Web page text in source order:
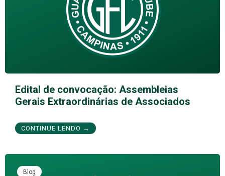
Edital de convocação: Assembleias
Gerais Extraordinárias de Associados
CONTINUE LENDO →
Blog